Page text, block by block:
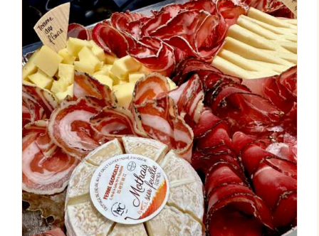
AJOUTER AU PANIER
/
DÉTAILS